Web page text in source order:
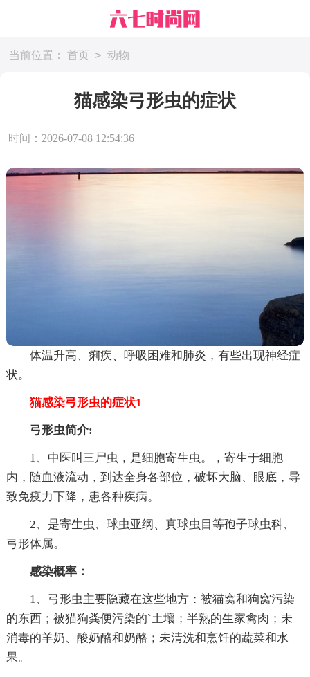
当前位置： 首页 > 动物
猫感染弓形虫的症状
时间：2026-07-08 12:54:36
体温升高、痢疾、呼吸困难和肺炎，有些出现神经症
状。
猫感染弓形虫的症状1
弓形虫简介:
1、中医叫三尸虫，是细胞寄生虫。，寄生于细胞
内，随血液流动，到达全身各部位，破坏大脑、眼底，导
致免疫力下降，患各种疾病。
2、是寄生虫、球虫亚纲、真球虫目等孢子球虫科、
弓形体属。
感染概率：
1、弓形虫主要隐藏在这些地方：被猫窝和狗窝污染
的东西；被猫狗粪便污染的`土壤；半熟的生家禽肉；未
消毒的羊奶、酸奶酪和奶酪；未清洗和烹饪的蔬菜和水
果。